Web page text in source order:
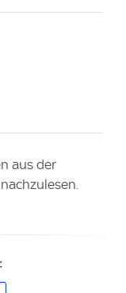
aus der
nachzulesen.